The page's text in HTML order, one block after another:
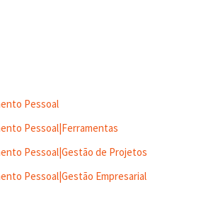
Pessoal
Pessoal|Ferramentas
Pessoal|Gestão de Projetos
Pessoal|Gestão Empresarial